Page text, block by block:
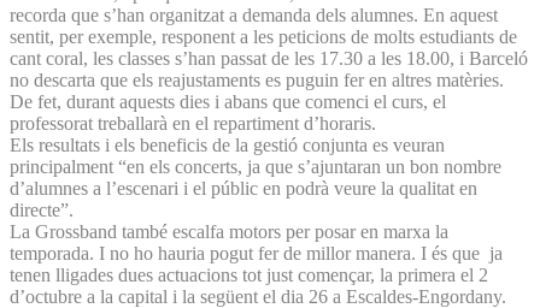
recorda que s’han organitzat a demanda dels alumnes. En aquest
sentit, per exemple, responent a les peticions de molts estudiants de
cant coral, les classes s’han passat de les 17.30 a les 18.00, i Barceló
no descarta que els reajustaments es puguin fer en altres matèries.
De fet, durant aquests dies i abans que comenci el curs, el
professorat treballarà en el repartiment d’horaris.
Els resultats i els beneficis de la gestió conjunta es veuran
principalment “en els concerts, ja que s’ajuntaran un bon nombre
d’alumnes a l’escenari i el públic en podrà veure la qualitat en
directe”.
La Grossband també escalfa motors per posar en marxa la
temporada. I no ho hauria pogut fer de millor manera. I és que ja
tenen lligades dues actuacions tot just començar, la primera el 2
d’octubre a la capital i la següent el dia 26 a Escaldes-Engordany.